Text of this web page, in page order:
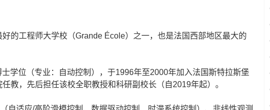
工程师大学校（Grande École）之一，也是法国西部地区最大的
位（专业：自动控制），于1996年至2000年加入法国斯特拉斯堡
教，先后担任该校全职教授和科研副校长（自2019年起）。